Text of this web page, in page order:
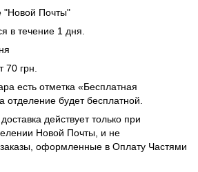
"Новой Почты"
в течение 1 дня.
70 грн.
есть отметка «Бесплатная
отделение будет бесплатной.
действует только при
Новой Почты, и не
оформленные в Оплату Частями